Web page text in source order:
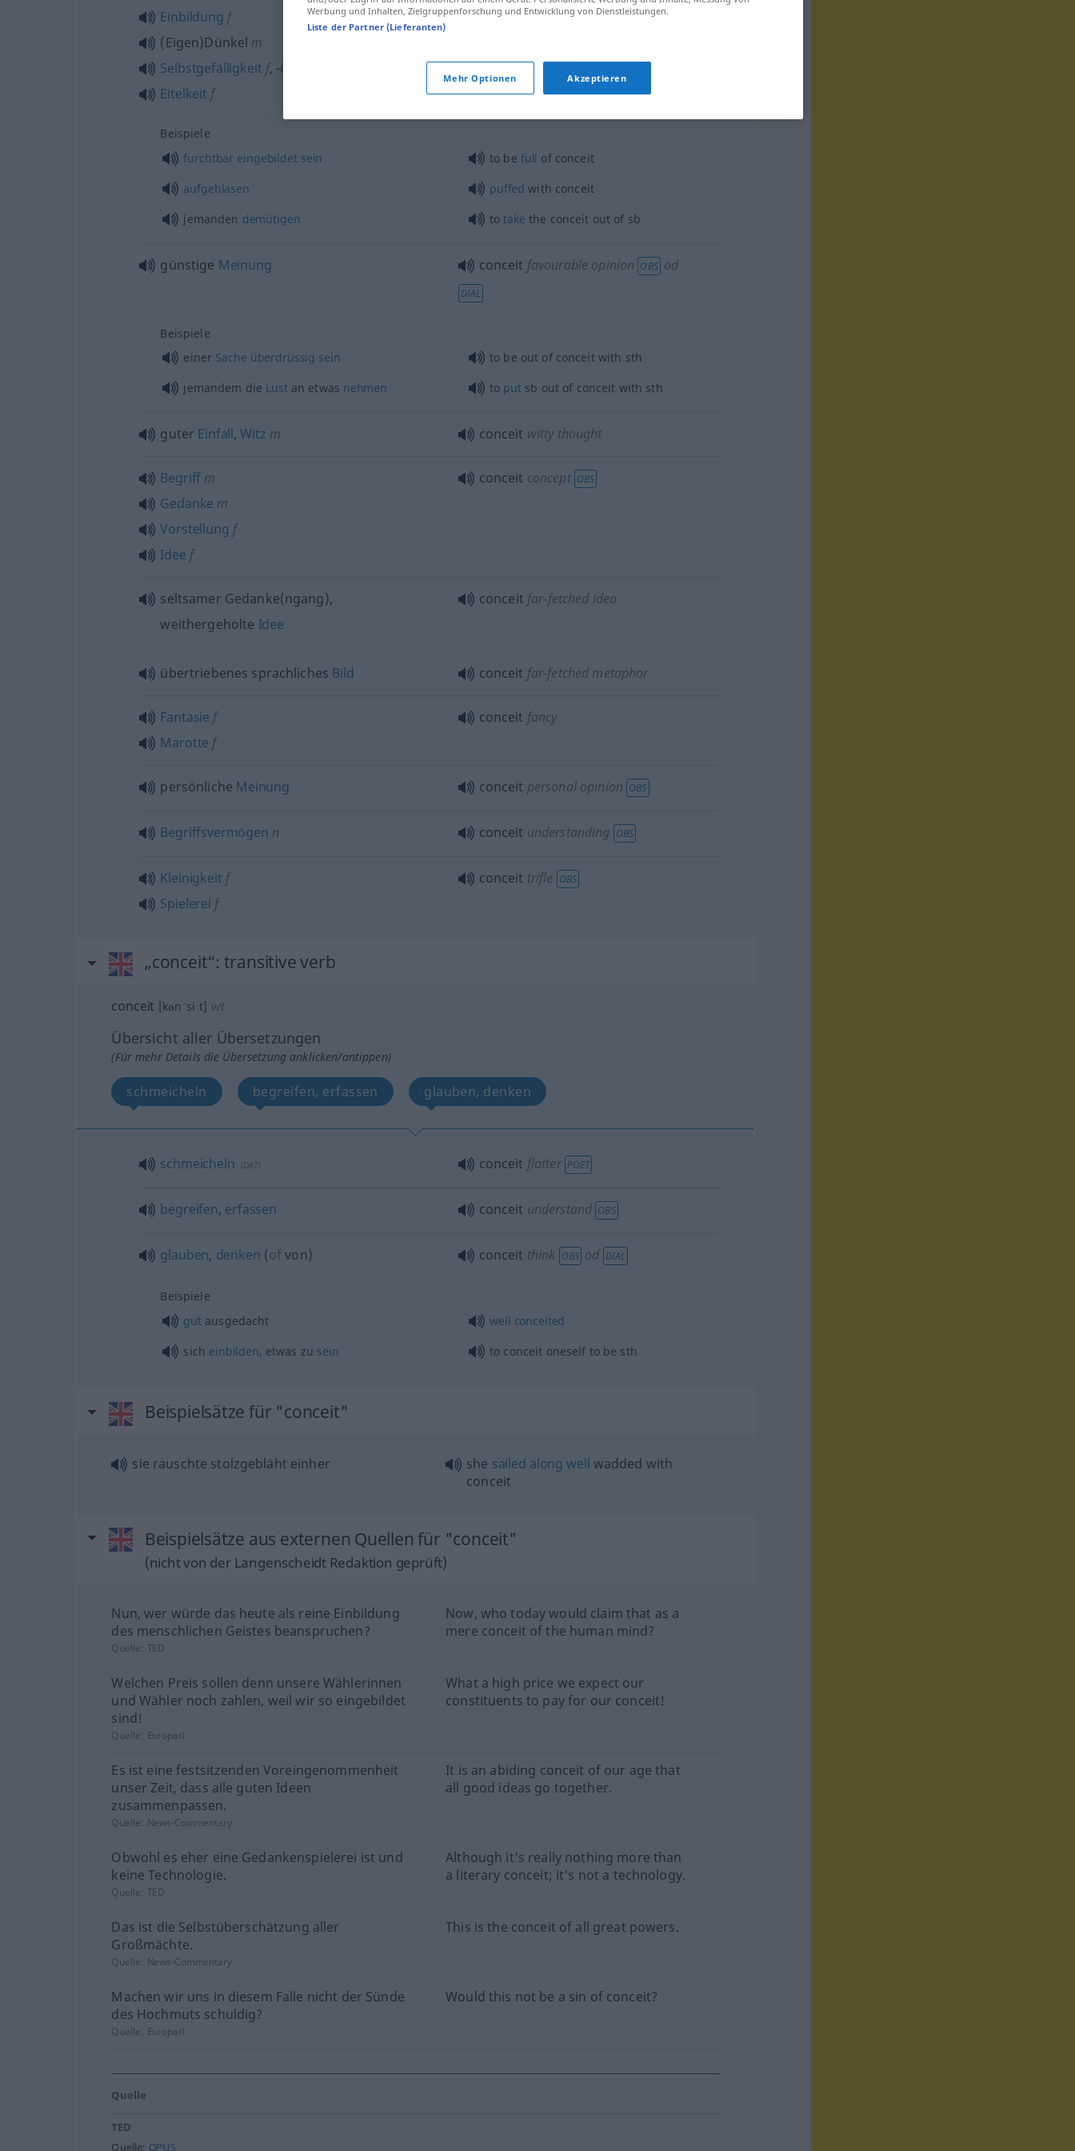
Einbildung f
(Eigen)Dünkel m
Selbstgefälligkeit f, -überschätzung
Eitelkeit f
Beispiele
furchtbar eingebildet sein to be full of conceit
aufgeblasen
puffed with conceit
jemanden demütigen totake the conceit out of sb
günstige Meinung conceit favourable opinion OBSod
DIAL
Beispiele
einer Sache überdrüssig sein to be out of conceit with sth
jemandem die Lustan etwas nehmen to putsb out of conceit with sth
guter Einfall,Witz m conceit witty thought
Begriff m
Gedanke m
Vorstellung f
Idee f
conceit concept OBS
seltsamer Gedanke(ngang),
weithergeholte Idee
conceit far-fetched idea
übertriebenes sprachliches Bild conceit far-fetched metaphor
Fantasie f
Marotte f
conceit fancy
persönliche Meinung conceit personal opinion OBS
Begriffsvermögen n conceit understanding OBS
Kleinigkeit f
Spielerei f
conceit trifle OBS
„conceit“: transitive verb
conceit [kənˈsiːt] v/t
Übersicht aller Übersetzungen
(Für mehr Details die Übersetzung anklicken/antippen)
schmeicheln begreifen, erfassen glauben, denken
schmeicheln (DAT) conceit flatter POET
begreifen, erfassen conceit understand OBS
glauben, denken (ofvon) conceit think OBS od DIAL
Beispiele
gut ausgedacht well conceited
sich einbilden, etwas zu sein to conceit oneself to be sth
Beispielsätze für "conceit"
sie rauschte stolzgebläht einher she sailed along well wadded with
conceit
Beispielsätze aus externen Quellen für "conceit"
(nicht von der Langenscheidt Redaktion geprüft)
Nun, wer würde das heute als reine Einbildung
des menschlichen Geistes beanspruchen?
Now, who today would claim that as a
mere conceit of the human mind?
Quelle: TED
Welchen Preis sollen denn unsere Wählerinnen
und Wähler noch zahlen, weil wir so eingebildet
sind!
What a high price we expect our
constituents to pay for our conceit!
Quelle: Europarl
Es ist eine festsitzenden Voreingenommenheit
unser Zeit, dass alle guten Ideen
zusammenpassen.
It is an abiding conceit of our age that
all good ideas go together.
Quelle: News-Commentary
Obwohl es eher eine Gedankenspielerei ist und
keine Technologie.
Although it's really nothing more than
a literary conceit; it's not a technology.
Quelle: TED
Das ist die Selbstüberschätzung aller
Großmächte.
This is the conceit of all great powers.
Quelle: News-Commentary
Machen wir uns in diesem Falle nicht der Sünde
des Hochmuts schuldig?
Would this not be a sin of conceit?
Quelle: Europarl
Quelle
TED
Quelle: OPUS
Werbung und Inhalten, Zielgruppenforschung und Entwicklung von Dienstleistungen.
Liste der Partner (Lieferanten)
Mehr Optionen Akzeptieren